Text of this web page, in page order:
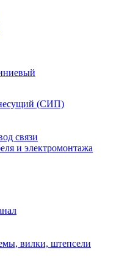
(СИП)
связи
и электромонтажа
вилки, штепсели